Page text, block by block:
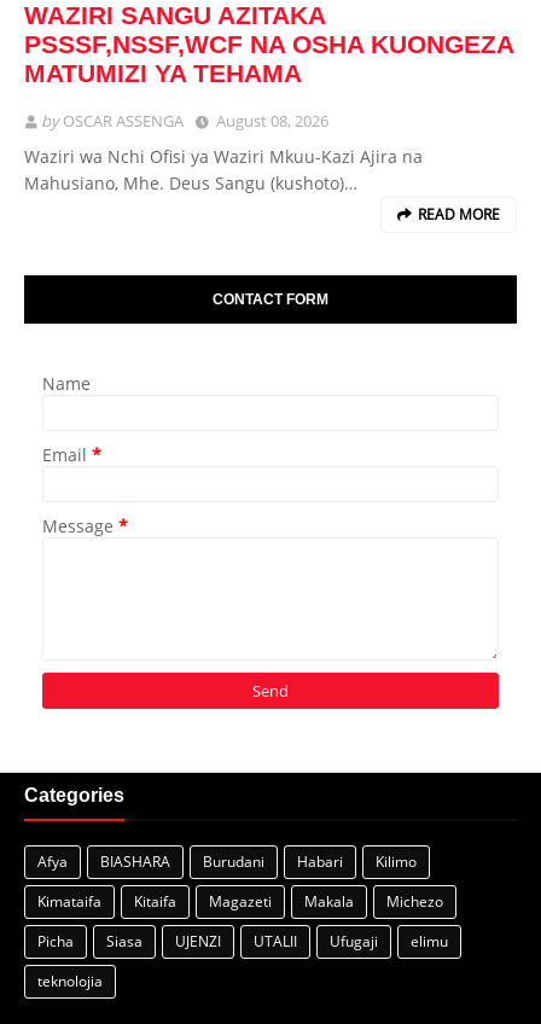
WAZIRI SANGU AZITAKA
PSSSF,NSSF,WCF NA OSHA KUONGEZA
MATUMIZI YA TEHAMA
byOSCAR ASSENGA August 08, 2026
Waziri wa Nchi Ofisi ya Waziri Mkuu-Kazi Ajira na
Mahusiano, Mhe. Deus Sangu (kushoto)…
READ MORE
CONTACT FORM
Name
Email *
Message *
Categories
Afya BIASHARA Burudani Habari
Kilimo
Kimataifa
Kitaifa Magazeti Makala
Michezo
Picha
Siasa UJENZI UTALII Ufugaji
elimu
teknolojia